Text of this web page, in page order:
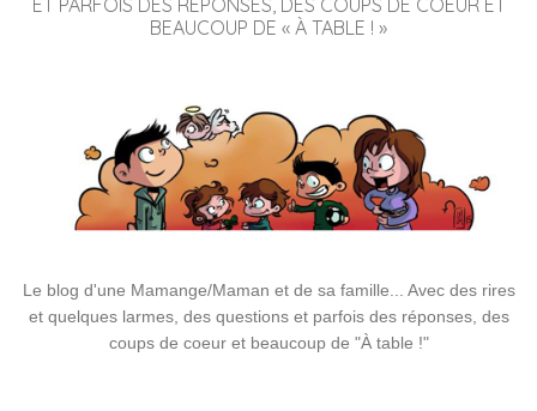
BEAUCOUP DE « À TABLE ! »
Le blog d'une Mamange/Maman et de sa famille... Avec des rires
et quelques larmes, des questions et parfois des réponses, des
coups de coeur et beaucoup de "À table !"